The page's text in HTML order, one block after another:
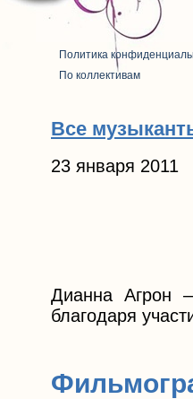
Политика
По коллективам
Все
23 января 2011
Дианна Агрон
благодаря